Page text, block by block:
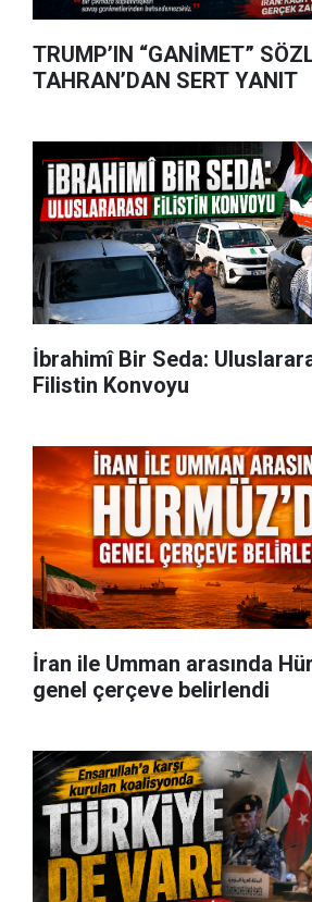
TRUMP’IN “GANİMET”
TAHRAN’DAN SERT YANIT
İbrahimî Bir Seda:
Filistin Konvoyu
İran ile Umman arasında
genel çerçeve belirlendi